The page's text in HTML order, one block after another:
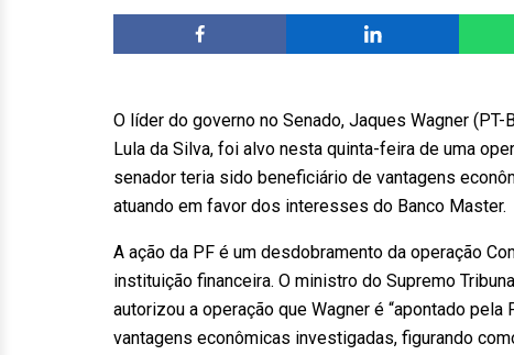
O líder do governo no Senado, Jaques Wagner
Lula da Silva, foi alvo nesta quinta-feira de uma
senador teria sido beneficiário de vantagens
atuando em favor dos interesses do Banco Master.
A ação da PF é um desdobramento da operação
instituição financeira. O ministro do Supremo
autorizou a operação que Wagner é “apontado
vantagens econômicas investigadas, figurando